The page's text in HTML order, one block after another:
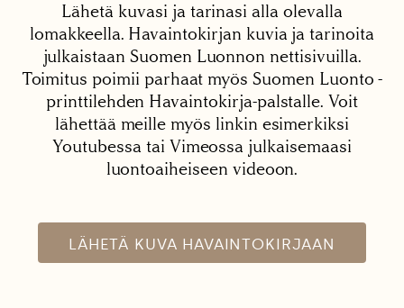
Lähetä kuvasi ja tarinasi alla olevalla
lomakkeella. Havaintokirjan kuvia ja tarinoita
julkaistaan Suomen Luonnon nettisivuilla.
Toimitus poimii parhaat myös Suomen Luonto -
printtilehden Havaintokirja-palstalle. Voit
lähettää meille myös linkin esimerkiksi
Youtubessa tai Vimeossa julkaisemaasi
luontoaiheiseen videoon.
LÄHETÄ KUVA HAVAINTOKIRJAAN